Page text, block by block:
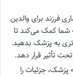
فرزند برای والدین
شما کمک می‌کند تا
به پزشک بدهید.
تأثیر قرار دهد.
پزشک، جزئیات را